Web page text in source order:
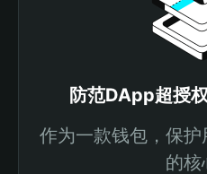
防范DApp超授
作为一款钱包，保
的核